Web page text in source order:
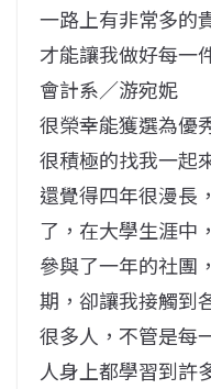
一路上有非常多的
才能讓我做好每一
會計系／游宛妮
很榮幸能獲選為優
很積極的找我一起
還覺得四年很漫長
了，在大學生涯中
參與了一年的社團
期，卻讓我接觸到
很多人，不管是每
人身上都學習到許